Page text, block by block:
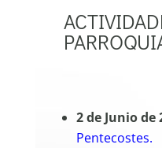
2 de Junio de
Pentecostes.